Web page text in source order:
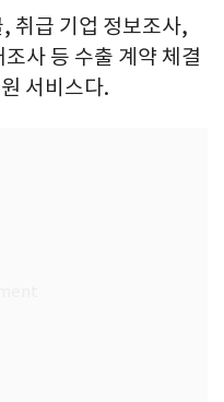
취급 기업 정보조사,
사 등 수출 계약 체결
서비스다.